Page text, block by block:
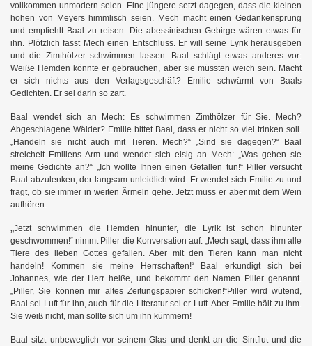
vollkommen unmodern seien. Eine jüngere setzt dagegen, dass die kleinen
hohen von Meyers himmlisch seien. Mech macht einen Gedankensprung
und empfiehlt Baal zu reisen. Die abessinischen Gebirge wären etwas für
ihn. Plötzlich fasst Mech einen Entschluss. Er will seine Lyrik herausgeben
und die Zimthölzer schwimmen lassen. Baal schlägt etwas anderes vor:
Weiße Hemden könnte er gebrauchen, aber sie müssten weich sein. Macht
er sich nichts aus den Verlagsgeschäft? Emilie schwärmt von Baals
Gedichten. Er sei darin so zart.
Baal wendet sich an Mech: Es schwimmen Zimthölzer für Sie. Mech?
Abgeschlagene Wälder? Emilie bittet Baal, dass er nicht so viel trinken soll.
„Handeln sie nicht auch mit Tieren. Mech?“ „Sind sie dagegen?“ Baal
streichelt Emiliens Arm und wendet sich eisig an Mech: „Was gehen sie
meine Gedichte an?“ „Ich wollte Ihnen einen Gefallen tun!“ Piller versucht
Baal abzulenken, der langsam unleidlich wird. Er wendet sich Emilie zu und
fragt, ob sie immer in weiten Ärmeln gehe. Jetzt muss er aber mit dem Wein
aufhören.
„Jetzt schwimmen die Hemden hinunter, die Lyrik ist schon hinunter
geschwommen!“ nimmt Piller die Konversation auf. „Mech sagt, dass ihm alle
Tiere des lieben Gottes gefallen. Aber mit den Tieren kann man nicht
handeln! Kommen sie meine Herrschaften!“ Baal erkundigt sich bei
Johannes, wie der Herr heiße, und bekommt den Namen Piller genannt.
„Piller, Sie können mir altes Zeitungspapier schicken!“Piller wird wütend,
Baal sei Luft für ihn, auch für die Literatur sei er Luft. Aber Emilie hält zu ihm.
Sie weiß nicht, man sollte sich um ihn kümmern!
Baal sitzt unbeweglich vor seinem Glas und denkt an die Sintflut und die